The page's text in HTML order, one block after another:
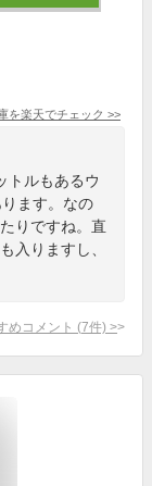
を楽天でチェック >>
トルもあるウ
ます。なの
りですね。直
入りますし、
めコメント (7件) >